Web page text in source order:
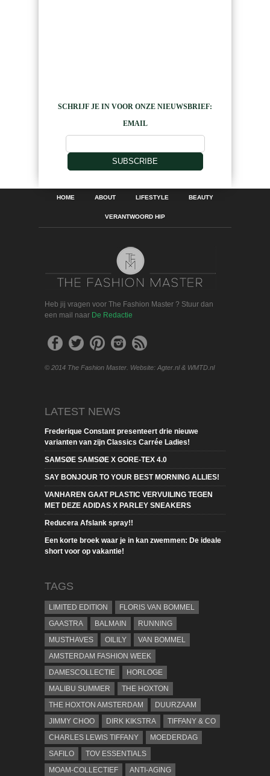
SCHRIJF JE IN VOOR ONZE NIEUWSBRIEF:
EMAIL
SUBSCRIBE
HOME ABOUT LIFESTYLE BEAUTY
VERANTWOORD HIP
Heb jij vragen voor The Fashion Master ? Stuur dan
een mail naar De Redactie
© 2014 The Fashion Master. Website: Agter.nl & WMTD.nl
LATEST NEWS
Frederique Constant presenteert drie nieuwe
varianten van zijn Classics Carrée Ladies!
SAMSØE SAMSØE X GORE-TEX 4.0
SAY BONJOUR TO YOUR BEST MORNING ALLIES!
VANHAREN GAAT PLASTIC VERVUILING TEGEN
MET DEZE ADIDAS X PARLEY SNEAKERS
Reducera Afslank spray!!
Een korte broek waar je in kan zwemmen: De ideale
short voor op vakantie!
TAGS
LIMITED EDITION
FLORIS VAN BOMMEL
GAASTRA
BALMAIN
RUNNING
MUSTHAVES
OILILY
VAN BOMMEL
AMSTERDAM FASHION WEEK
DAMESCOLLECTIE
HORLOGE
MALIBU SUMMER
THE HOXTON
THE HOXTON AMSTERDAM
DUURZAAM
JIMMY CHOO
DIRK KIKSTRA
TIFFANY & CO
CHARLES LEWIS TIFFANY
MOEDERDAG
SAFILO
TOV ESSENTIALS
MOAM-COLLECTIEF
ANTI-AGING